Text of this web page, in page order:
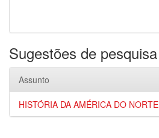
Sugestões de pesquisa
Assunto
HISTÓRIA DA AMÉRICA DO NORTE